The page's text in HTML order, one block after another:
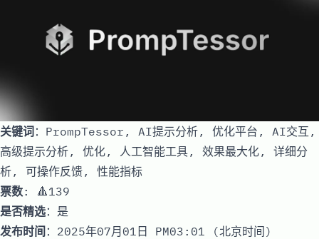
关键词：PrompTessor, AI提示分析, 优化平台, AI交互,
高级提示分析, 优化, 人工智能工具, 效果最大化, 详细分
析, 可操作反馈, 性能指标
票数: 🔺139
是否精选：是
发布时间 ：2025年07月01日 PM03:01 (北京时间)